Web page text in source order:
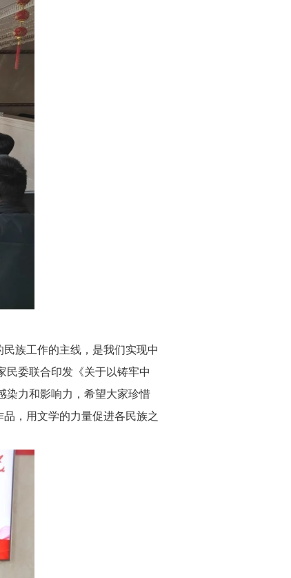
族工作的主线，是我们实现中
民委联合印发《关于以铸牢中
染力和影响力，希望大家珍惜
，用文学的力量促进各民族之